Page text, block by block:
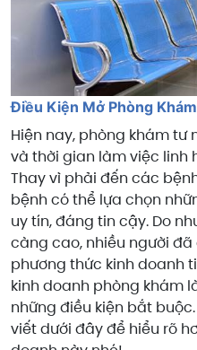
Điều Kiện Mở Phòng
Hiện nay, phòng khám
và thời gian làm việc linh
Thay vì phải đến các
bệnh có thể lựa chọn
uy tín, đáng tin cậy. Do
càng cao, nhiều người
phương thức kinh doanh
kinh doanh phòng khám
những điều kiện bắt
viết dưới đây để hiểu rõ